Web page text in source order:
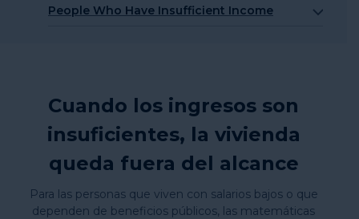
People Who Have Insufficient Income
People with Unaddressed Health Conditions
Systemically Marginalized Groups
Cuando los ingresos son
insuficientes, la vivienda
queda fuera del alcance
Para las personas que viven con salarios bajos o que
dependen de beneficios públicos, las matemáticas